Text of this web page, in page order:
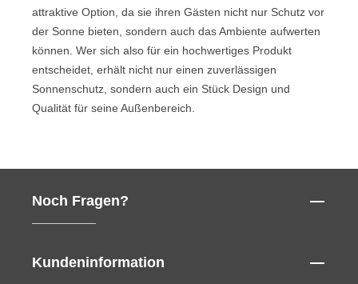
attraktive Option, da sie ihren Gästen nicht nur Schutz vor
der Sonne bieten, sondern auch das Ambiente aufwerten
können. Wer sich also für ein hochwertiges Produkt
entscheidet, erhält nicht nur einen zuverlässigen
Sonnenschutz, sondern auch ein Stück Design und
Qualität für seine Außenbereich.
Noch Fragen?
Kundeninformation